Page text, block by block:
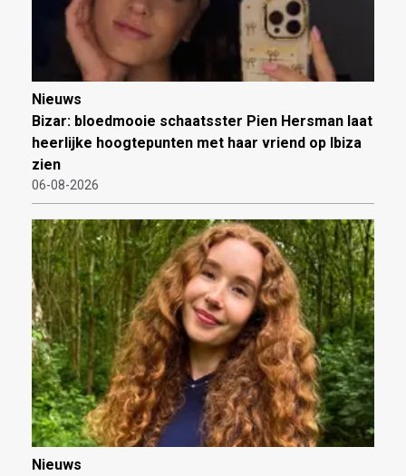
Nieuws
Bizar: bloedmooie schaatsster Pien Hersman laat
heerlijke hoogtepunten met haar vriend op Ibiza
zien
06-08-2026
Nieuws